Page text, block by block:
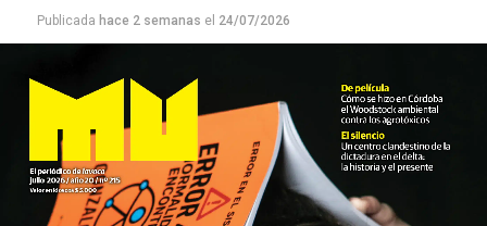
Publicada hace 2 semanas el 24/07/2026